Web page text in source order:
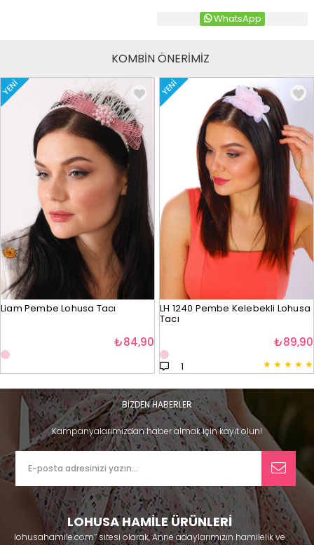
WhatsApp
KOMBİN ÖNERİMİZ
YENI
Liam Pembe Lohusa Tacı
₺84,90
YENI
LH 1240 Pembe Kelebekli Lohusa
Tacı
★ ★ ★ ★ ★
1
₺89,90
BİZDEN HABERLER
Kampanyalarımızdan haber almak için kayıt olun!
LOHUSA HAMİLE ÜRÜNLERİ
lohusahamile.com’’ sitesi olarak, Anne adaylarımızın hamilelik ve